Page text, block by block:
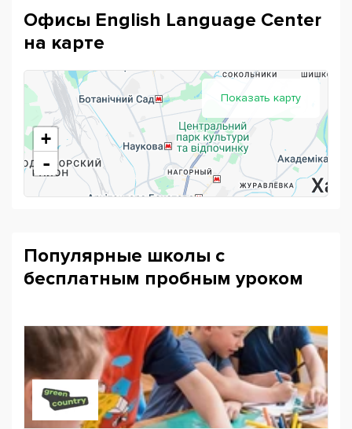
Офисы English Language Center
на карте
Показать карту
+
-
Powered byLeaflet — © Google 2026
Популярные школы с
бесплатным пробным уроком